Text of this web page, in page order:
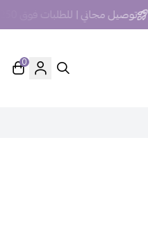
توصيل مجاني | للطلبات فوق 250 ريال داخل مدينة حائل
0